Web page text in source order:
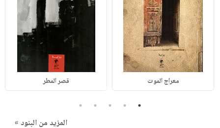
معراج الموت قصر المطر
1
2
3
4
5
المزيد من البنود »